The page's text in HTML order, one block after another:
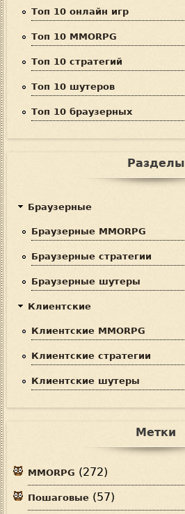
Топ 10 онлайн игр
Топ 10 MMORPG
Топ 10 стратегий
Топ 10 шутеров
Топ 10 браузерных
Разделы
Браузерные
Браузерные MMORPG
Браузерные стратегии
Браузерные шутеры
Клиентские
Клиентские MMORPG
Клиентские стратегии
Клиентские шутеры
Метки
MMORPG (272)
Пошаговые (57)